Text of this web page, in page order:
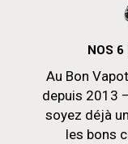
NOS 6
Au Bon
depuis 2013
soyez déjà
les bons